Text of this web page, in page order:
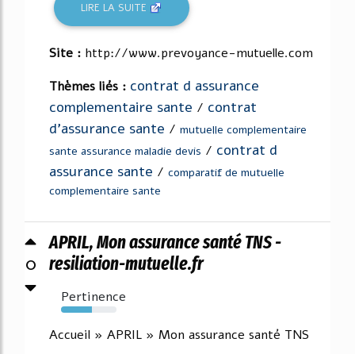
LIRE LA SUITE
Site : http://www.prevoyance-mutuelle.com
Thèmes liés : contrat d assurance
complementaire sante / contrat
d'assurance sante / mutuelle complementaire
sante assurance maladie devis / contrat d
assurance sante / comparatif de mutuelle
complementaire sante
0
APRIL, Mon assurance santé TNS -
resiliation-mutuelle.fr
Pertinence
56%
Accueil » APRIL » Mon assurance santé TNS